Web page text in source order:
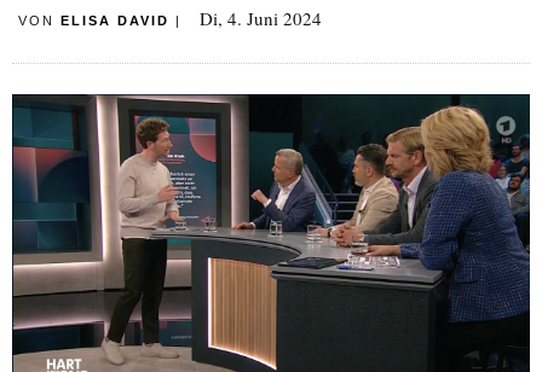
VON ELISA DAVID | Di, 4. Juni 2024